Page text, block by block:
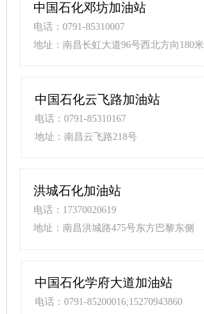
中国石化邓坊加油站
电话：0791-85310007
地址：南昌长虹大道96号西北方向180米
中国石化云飞路加油站
电话：0791-85310167
地址：南昌云飞路218号
洪城石化加油站
电话：17370020619
地址：南昌洪城路475号东方巴黎东侧
中国石化学府大道加油站
电话：0791-85200016;15270943860